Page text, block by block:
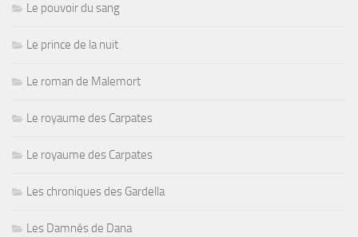
Le pouvoir du sang
Le prince de la nuit
Le roman de Malemort
Le royaume des Carpates
Le royaume des Carpates
Les chroniques des Gardella
Les Damnés de Dana